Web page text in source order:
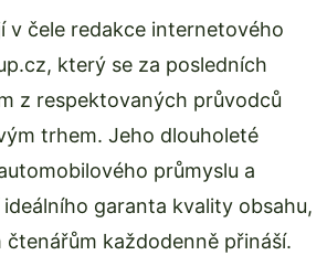
v čele redakce internetového
který se za posledních
z respektovaných průvodců
trhem. Jeho dlouholeté
průmyslu a
garanta kvality obsahu,
každodenně přináší.